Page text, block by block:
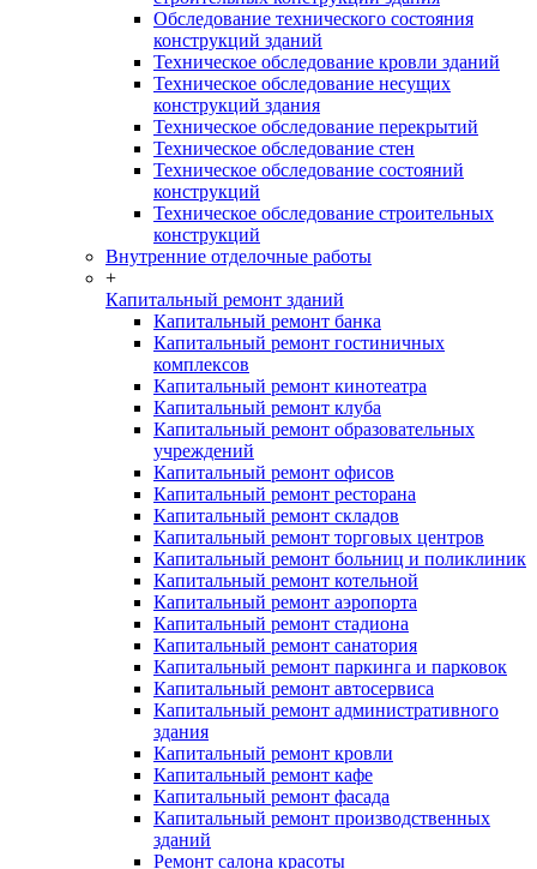
Обследование технического состояния
конструкций зданий
Техническое обследование кровли зданий
Техническое обследование несущих
конструкций здания
Техническое обследование перекрытий
Техническое обследование стен
Техническое обследование состояний
конструкций
Техническое обследование строительных
конструкций
Внутренние отделочные работы
+
Капитальный ремонт зданий
Капитальный ремонт банка
Капитальный ремонт гостиничных
комплексов
Капитальный ремонт кинотеатра
Капитальный ремонт клуба
Капитальный ремонт образовательных
учреждений
Капитальный ремонт офисов
Капитальный ремонт ресторана
Капитальный ремонт складов
Капитальный ремонт торговых центров
Капитальный ремонт больниц и поликлиник
Капитальный ремонт котельной
Капитальный ремонт аэропорта
Капитальный ремонт стадиона
Капитальный ремонт санатория
Капитальный ремонт паркинга и парковок
Капитальный ремонт автосервиса
Капитальный ремонт административного
здания
Капитальный ремонт кровли
Капитальный ремонт кафе
Капитальный ремонт фасада
Капитальный ремонт производственных
зданий
Ремонт салона красоты